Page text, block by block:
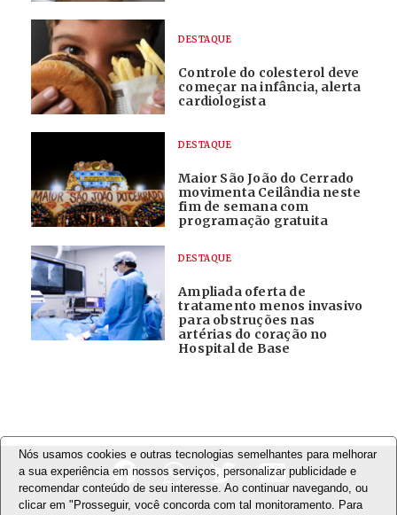
DESTAQUE
Controle do colesterol deve
começar na infância, alerta
cardiologista
DESTAQUE
Maior São João do Cerrado
movimenta Ceilândia neste
fim de semana com
programação gratuita
DESTAQUE
Ampliada oferta de
tratamento menos invasivo
para obstruções nas
artérias do coração no
Hospital de Base
Nós usamos cookies e outras tecnologias semelhantes para melhorar
a sua experiência em nossos serviços, personalizar publicidade e
recomendar conteúdo de seu interesse. Ao continuar navegando, ou
clicar em "Prosseguir, você concorda com tal monitoramento. Para